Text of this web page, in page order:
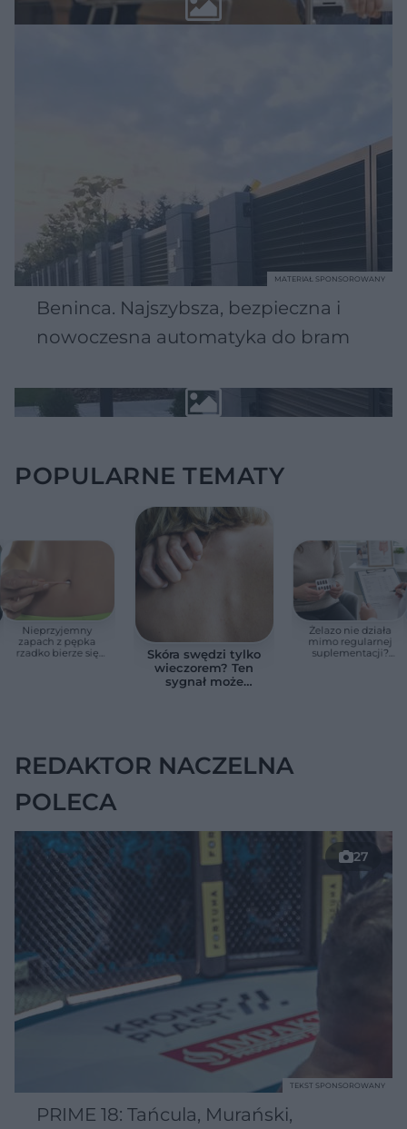
Beninca. Najszybsza, bezpieczna i
nowoczesna automatyka do bram
MATERIAŁ SPONSOROWANY
POPULARNE TEMATY
Nieprzyjemny
zapach z pępka
rzadko bierze się
Skóra swędzi tylko
wieczorem? Ten
sygnał może
Żelazo nie działa
mimo regularnej
suplementacji?
REDAKTOR NACZELNA
POLECA
27
PRIME 18: Tańcula, Murański,
TEKST SPONSOROWANY